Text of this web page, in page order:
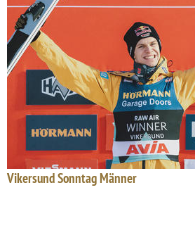
Vikersund Sonntag Männer